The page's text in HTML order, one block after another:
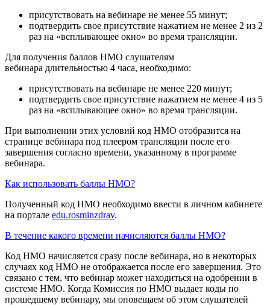
присутствовать на вебинаре не менее 55 минут;
подтвердить свое присутствие нажатием не менее 2 из 2
раз на «всплывающее окно» во время трансляции.
Для получения баллов НМО слушателям
вебинара длительностью 4 часа, необходимо:
присутствовать на вебинаре не менее 220 минут;
подтвердить свое присутствие нажатием не менее 4 из 5
раз на «всплывающее окно» во время трансляции.
При выполнении этих условий код НМО отобразится на
странице вебинара под плеером трансляции после его
завершения согласно времени, указанному в программе
вебинара.
Как использовать баллы НМО?
Полученный код НМО необходимо ввести в личном кабинете
на портале edu.rosminzdrav.
В течение какого времени начисляются баллы НМО?
Код НМО начисляется сразу после вебинара, но в некоторых
случаях код НМО не отображается после его завершения. Это
связано с тем, что вебинар может находиться на одобрении в
системе НМО. Когда Комиссия по НМО выдает коды по
прошедшему вебинару, мы оповещаем об этом слушателей